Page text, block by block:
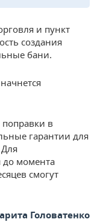
и пункт
создания
бани.
в
гарантии для
до момента
смогут
Головатенко